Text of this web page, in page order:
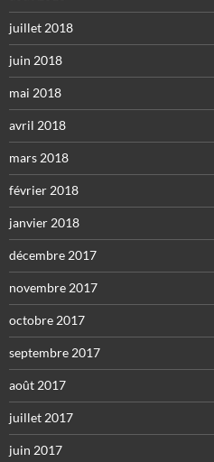
juillet 2018
juin 2018
mai 2018
avril 2018
mars 2018
février 2018
janvier 2018
décembre 2017
novembre 2017
octobre 2017
septembre 2017
août 2017
juillet 2017
juin 2017